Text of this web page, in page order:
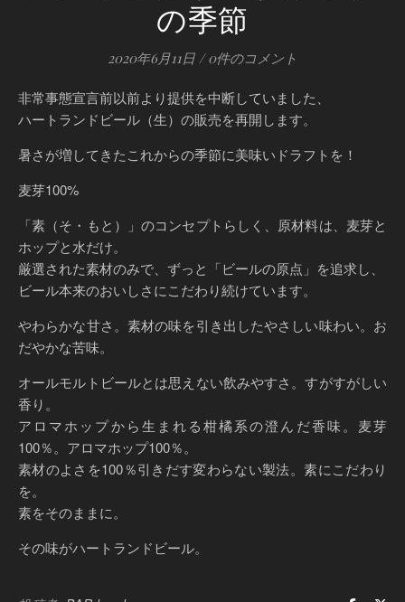
の季節
2020年6月11日 / 0件のコメント
非常事態宣言前以前より提供を中断していました、
ハートランドビール（生）の販売を再開します。
暑さが増してきたこれからの季節に美味いドラフトを！
麦芽100%
「素（そ・もと）」のコンセプトらしく、原材料は、麦芽と
ホップと水だけ。
厳選された素材のみで、ずっと「ビールの原点」を追求し、
ビール本来のおいしさにこだわり続けています。
やわらかな甘さ。素材の味を引き出したやさしい味わい。お
だやかな苦味。
オールモルトビールとは思えない飲みやすさ。すがすがしい
香り。
アロマホップから生まれる柑橘系の澄んだ香味。麦芽
100％。アロマホップ100％。
素材のよさを100％引きだす変わらない製法。素にこだわり
を。
素をそのままに。
その味がハートランドビール。